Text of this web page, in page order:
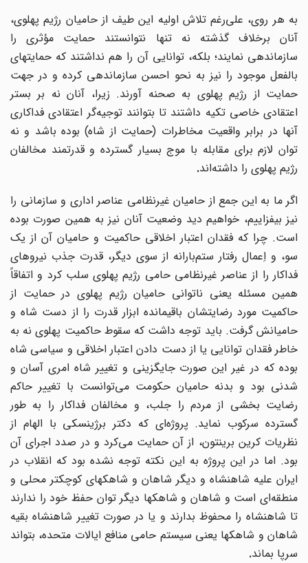
به هر روی، علیرغم تلاش اولیه این طیف از حامیان رژیم پهلوی،
آنان برخلاف گذشته نه تنها ‌نتوانستند حمایت مؤثری را
سازماندهی نمایند؛ بلکه، توانایی آن را هم نداشتند که حمایتهای
بالفعل موجود را نیز به نحو احسن سازماندهی کرده و در جهت
حمایت از رژیم پهلوی به صحنه آورند. زیرا، آنان نه بر بستر
اعتقادی خاصی تکیه داشتند تا بتوانند توجیه‌گر اعتقادی فداکاری
آنها در برابر واقعیت مخاطرات (حمایت از شاه) بوده باشد و نه
توان لازم برای مقابله با موج بسیار گسترده و قدرتمند مخالفان
رژیم پهلوی را داشته‌اند.
اگر ما به این جمع از حامیان غیرنظامی عناصر اداری و سازمانی را
نیز بیفزاییم، خواهیم دید وضعیت آنان نیز به همین صورت بوده
است. چرا که فقدان اعتبار اخلاقی حاکمیت و حامیان آن از یک
سو، و اِعمال رفتار ستم‌بارانه از سوی دیگر، قدرت جذب نیروهای
فداکار را از عناصر غیرنظامی حامی رژیم پهلوی سلب کرد و اتفاقاً
همین مسئله یعنی ناتوانی حامیان رژیم پهلوی در حمایت از
حاکمیت مورد رضایتشان باقیمانده ابزار قدرت را از دست شاه و
حامیانش گرفت. باید توجه داشت که سقوط حاکمیت پهلوی نه به
خاطر فقدان توانایی یا از دست دادن اعتبار اخلاقی و سیاسی شاه
بوده که در غیر این صورت جایگزینی و تغییر شاه امری آسان و
شدنی بود و بدنه حامیان حکومت می‌توانست با تغییر حاکم
رضایت‌ بخشی از مردم را جلب، و مخالفان فداکار را به طور
گسترده سرکوب نماید. پروژه‌ای که دکتر برژینسکی با الهام از
نظریات کرین برینتون، از آن حمایت میکرد و در صدد اجرای آن
بود. اما در این پروژه به این نکته توجه نشده بود که انقلاب در
ایران علیه شاهنشاه و دیگر شاهان و شاهکهای کوچکتر محلی و
منطقه‌ای است و شاهان و شاهکها دیگر توان حفظ خود را ندارند
تا شاهنشاه را محفوظ بدارند و یا در صورت تغییر شاهنشاه بقیه
شاهان و شاهکها یعنی سیستم حامی منافع ایالات متحده، بتواند
سرپا بماند.